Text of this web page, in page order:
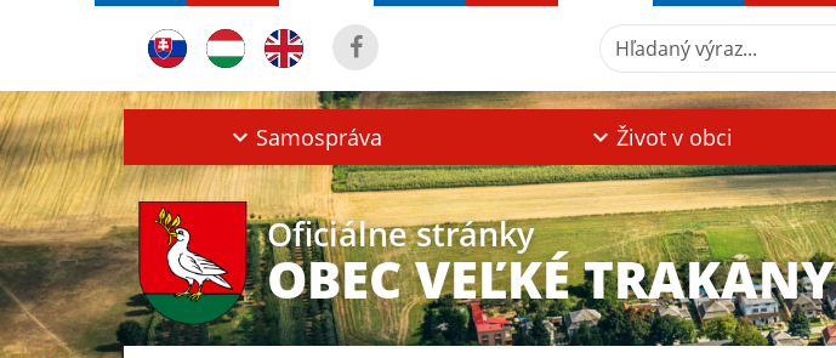
Hľadaný výraz...
Samospráva Život v obci
Oficiálne stránky
OBEC VEĽKÉ TRAKANY